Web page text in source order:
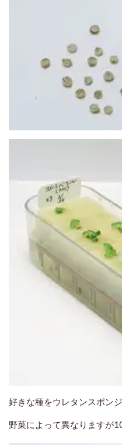
好きな種をウレタンスポン
野菜によって異なりますが